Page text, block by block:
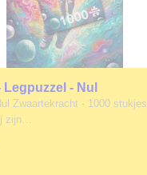
Legpuzzel - Nul
- 1000 stukjes
Zwaartekracht - 1000 stukjes
zijn…